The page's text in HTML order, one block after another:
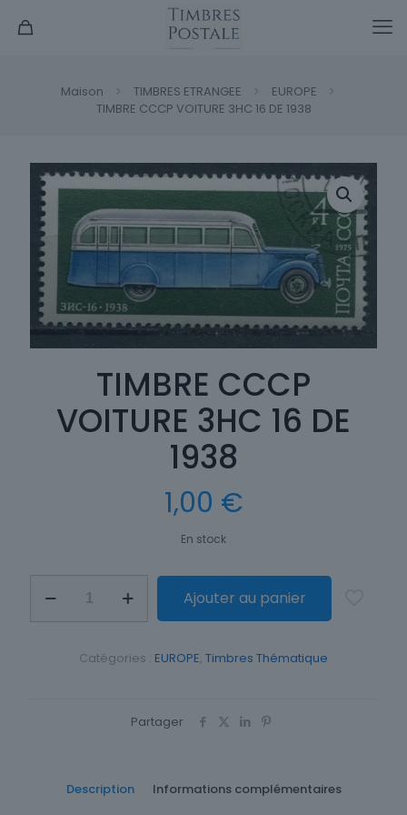
Maison TIMBRES ETRANGEE
EUROPE
TIMBRE CCCP VOITURE 3HC 16 DE 1938
TIMBRE CCCP
VOITURE 3HC 16 DE
1938
1,00 €
En stock
Ajouter au panier
Catégories : EUROPE, Timbres Thématique
Partager
Description Informations complémentaires